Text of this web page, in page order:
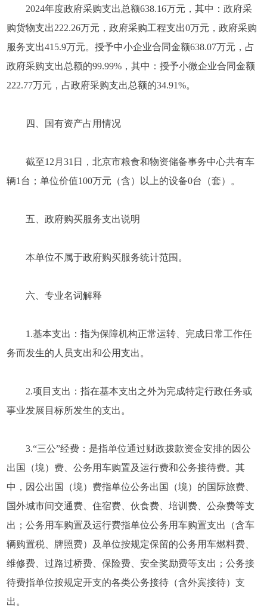
2024年度政府采购支出总额638.16万元，其中：政府采
购货物支出222.26万元，政府采购工程支出0万元，政府采购
服务支出415.9万元。授予中小企业合同金额638.07万元，占
政府采购支出总额的99.99%，其中：授予小微企业合同金额
222.77万元，占政府采购支出总额的34.91%。
四、国有资产占用情况
截至12月31日，北京市粮食和物资储备事务中心共有车
辆1台；单位价值100万元（含）以上的设备0台（套）。
五、政府购买服务支出说明
本单位不属于政府购买服务统计范围。
六、专业名词解释
1.基本支出：指为保障机构正常运转、完成日常工作任
务而发生的人员支出和公用支出。
2.项目支出：指在基本支出之外为完成特定行政任务或
事业发展目标所发生的支出。
3.“三公”经费：是指单位通过财政拨款资金安排的因公
出国（境）费、公务用车购置及运行费和公务接待费。其
中，因公出国（境）费指单位公务出国（境）的国际旅费、
国外城市间交通费、住宿费、伙食费、培训费、公杂费等支
出；公务用车购置及运行费指单位公务用车购置支出（含车
辆购置税、牌照费）及单位按规定保留的公务用车燃料费、
维修费、过路过桥费、保险费、安全奖励费等支出；公务接
待费指单位按规定开支的各类公务接待（含外宾接待）支
出。